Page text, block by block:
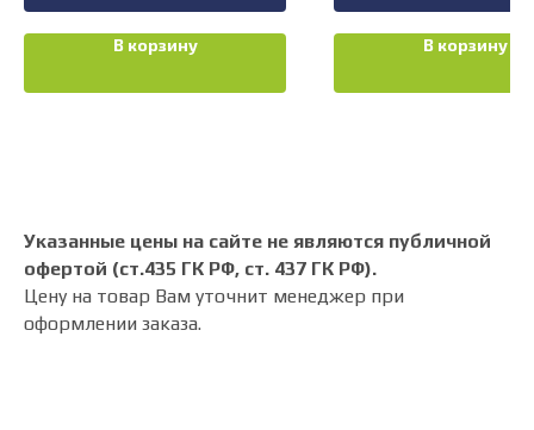
В корзину В корзину
Указанные цены на сайте не являются публичной
офертой (ст.435 ГК РФ, cт. 437 ГК РФ).
Цену на товар Вам уточнит менеджер при
оформлении заказа.